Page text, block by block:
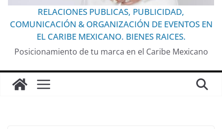
RELACIONES PUBLICAS, PUBLICIDAD,
COMUNICACIÓN & ORGANIZACIÓN DE EVENTOS EN
EL CARIBE MEXICANO. BIENES RAICES.
Posicionamiento de tu marca en el Caribe Mexicano